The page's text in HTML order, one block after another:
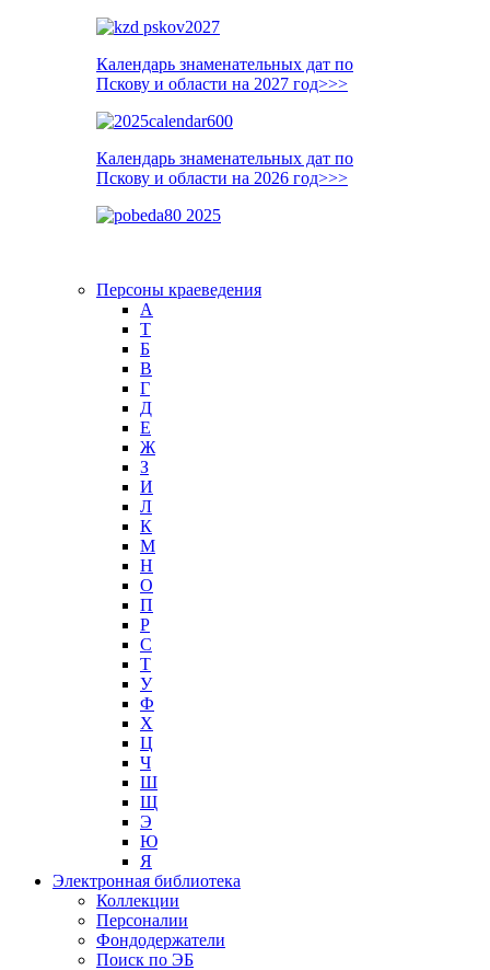
Календарь знаменательных дат по
Пскову и области на 2027 год>>>
Календарь знаменательных дат по
Пскову и области на 2026 год>>>
Персоны краеведения
А
T
Б
В
Г
Д
Е
Ж
З
И
Л
К
М
Н
О
П
Р
С
Т
У
Ф
Х
Ц
Ч
Ш
Щ
Э
Ю
Я
Электронная библиотека
Коллекции
Персоналии
Фондодержатели
Поиск по ЭБ